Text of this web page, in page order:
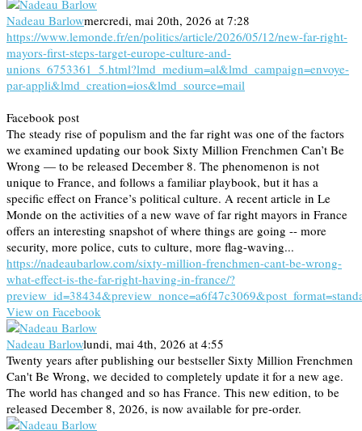
Nadeau Barlowmercredi, mai 20th, 2026 at 7:28
https://www.lemonde.fr/en/politics/article/2026/05/12/new-far-right-
mayors-first-steps-target-europe-culture-and-
unions_6753361_5.html?lmd_medium=al&lmd_campaign=envoye-
par-appli&lmd_creation=ios&lmd_source=mail
Facebook post
The steady rise of populism and the far right was one of the factors
we examined updating our book Sixty Million Frenchmen Can’t Be
Wrong — to be released December 8. The phenomenon is not
unique to France, and follows a familiar playbook, but it has a
specific effect on France’s political culture. A recent article in Le
Monde on the activities of a new wave of far right mayors in France
offers an interesting snapshot of where things are going -- more
security, more police, cuts to culture, more flag-waving...
https://nadeaubarlow.com/sixty-million-frenchmen-cant-be-wrong-
what-effect-is-the-far-right-having-in-france/?
View on Facebook
Nadeau Barlowlundi, mai 4th, 2026 at 4:55
Twenty years after publishing our bestseller Sixty Million Frenchmen
Can't Be Wrong, we decided to completely update it for a new age.
The world has changed and so has France. This new edition, to be
released December 8, 2026, is now available for pre-order.